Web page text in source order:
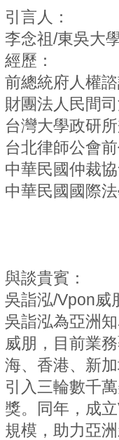
引言人：
李念祖/東吳大
經歷：
前總統府人權
財團法人民間
台灣大學政研
台北律師公會
中華民國仲裁
中華民國國際
與談貴賓：
吳詣泓/Vpon威
吳詣泓為亞洲
威朋，目前業
海、香港、新
引入三輪數千
獎。同年，成
規模，助力亞